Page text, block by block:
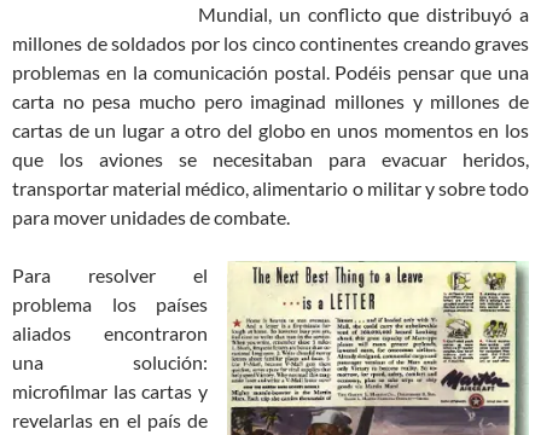
Mundial, un conflicto que distribuyó a
millones de soldados por los cinco continentes creando graves
problemas en la comunicación postal. Podéis pensar que una
carta no pesa mucho pero imaginad millones y millones de
cartas de un lugar a otro del globo en unos momentos en los
que los aviones se necesitaban para evacuar heridos,
transportar material médico, alimentario o militar y sobre todo
para mover unidades de combate.
Para resolver el
problema los países
aliados encontraron
una solución:
microfilmar las cartas y
revelarlas en el país de